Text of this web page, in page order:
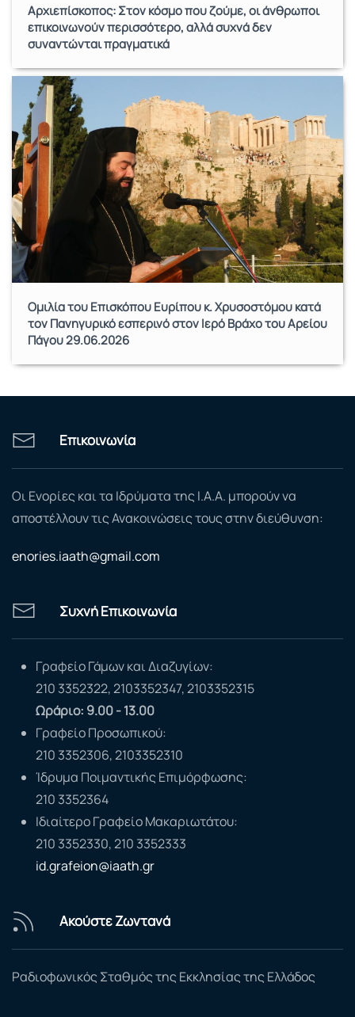
Αρχιεπίσκοπος: Στον κόσμο που ζούμε, οι άνθρωποι
επικοινωνούν περισσότερο, αλλά συχνά δεν
συναντώνται πραγματικά
Ομιλία του Επισκόπου Ευρίπου κ. Χρυσοστόμου κατά
τον Πανηγυρικό εσπερινό στον Ιερό Βράχο του Αρείου
Πάγου 29.06.2026
Επικοινωνία
Οι Ενορίες και τα Ιδρύματα της Ι.Α.Α. μπορούν να
αποστέλλουν τις Ανακοινώσεις τους στην διεύθυνση:
enories.iaath@gmail.com
Συχνή Επικοινωνία
Γραφείο Γάμων και Διαζυγίων:
210 3352322, 2103352347, 2103352315
Ωράριο: 9.00 - 13.00
Γραφείο Προσωπικού:
210 3352306, 2103352310
Ίδρυμα Ποιμαντικής Επιμόρφωσης:
210 3352364
Ιδιαίτερο Γραφείο Μακαριωτάτου:
210 3352330, 210 3352333
id.grafeion@iaath.gr
Ακούστε Ζωντανά
Ραδιοφωνικός Σταθμός της Εκκλησίας της Ελλάδος